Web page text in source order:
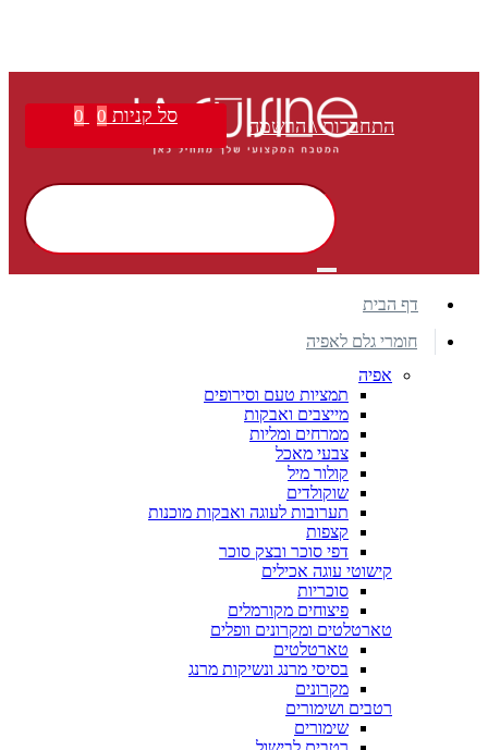
התחברות \ הרשמה סל קניות 0
0
דף הבית
חומרי גלם לאפיה
אפיה
תמציות טעם וסירופים
מייצבים ואבקות
ממרחים ומליות
צבעי מאכל
קולור מיל
שוקולדים
תערובות לעוגה ואבקות מוכנות
קצפות
דפי סוכר ובצק סוכר
קישוטי עוגה אכילים
סוכריות
פיצוחים מקורמלים
טארטלטים ומקרונים וופלים
טארטלטים
בסיסי מרנג ונשיקות מרנג
מקרונים
רטבים ושימורים
שימורים